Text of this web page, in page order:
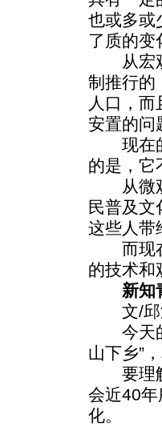
也或多或
了质的变
从宏观
制推行的
人口，
安置的问
现在的
的是，它
从微观
民普及
这些人带
而现在
的技术和
新知
文/邱
今天的
山下乡”
要理解
会近40
化。